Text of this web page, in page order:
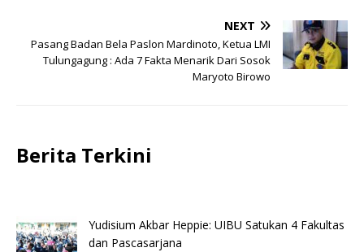
NEXT
Pasang Badan Bela Paslon Mardinoto, Ketua LMI
Tulungagung : Ada 7 Fakta Menarik Dari Sosok
Maryoto Birowo
Berita Terkini
Yudisium Akbar Heppie: UIBU Satukan 4 Fakultas
dan Pascasarjana